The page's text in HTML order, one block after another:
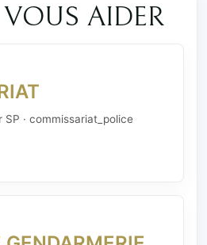
AIDER
· commissariat_police